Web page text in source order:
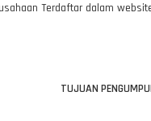
Terdaftar dalam
TUJUAN